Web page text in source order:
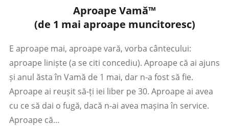
Aproape Vamă™
(de 1 mai aproape muncitoresc)
E aproape mai, aproape vară, vorba cântecului:
aproape liniște (a se citi concediu). Aproape că ai ajuns
și anul ăsta în Vamă de 1 mai, dar n-a fost să fie.
Aproape ai reușit să-ți iei liber pe 30. Aproape ai avea
cu ce să dai o fugă, dacă n-ai avea mașina în service.
Aproape că…